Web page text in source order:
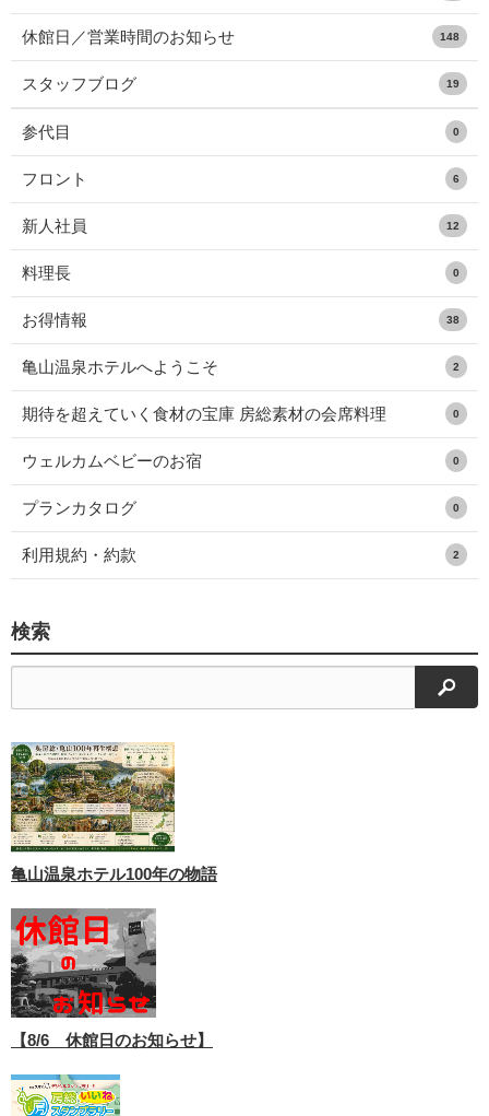
休館日／営業時間のお知らせ 148
スタッフブログ 19
参代目 0
フロント 6
新人社員 12
料理長 0
お得情報 38
亀山温泉ホテルへようこそ 2
期待を超えていく食材の宝庫 房総素材の会席料理 0
ウェルカムベビーのお宿 0
プランカタログ 0
利用規約・約款 2
検索
検索
亀山温泉ホテル100年の物語
【8/6 休館日のお知らせ】